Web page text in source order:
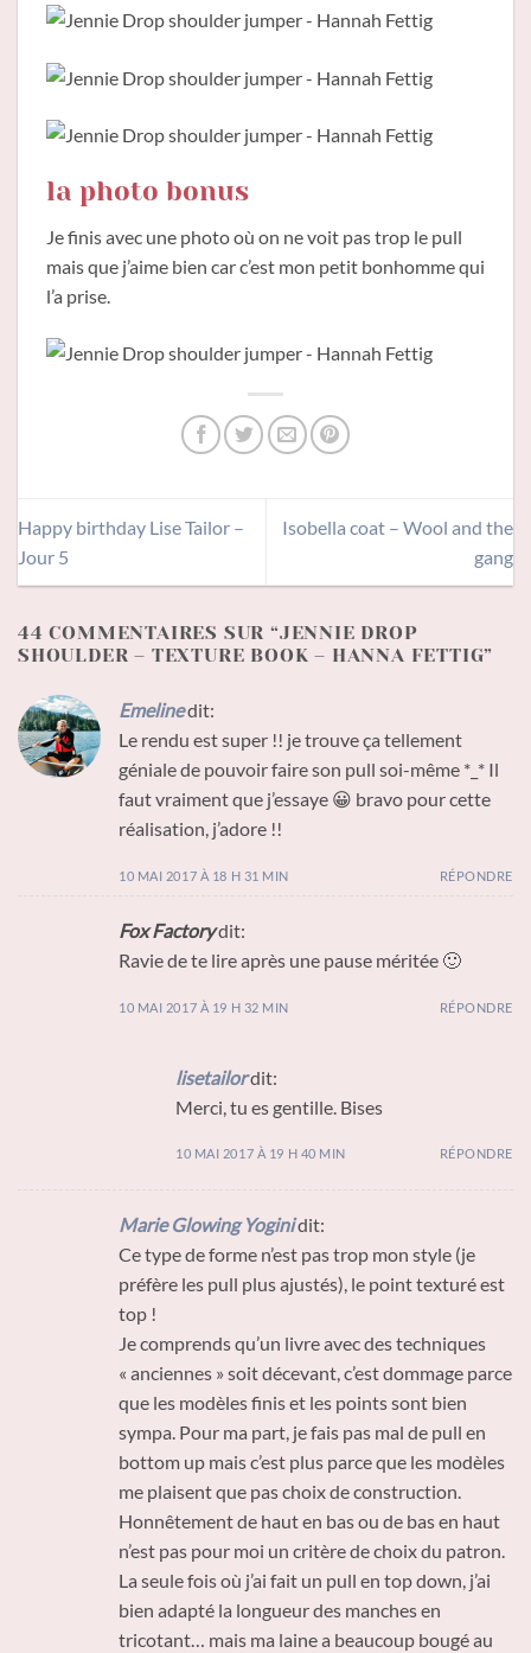
la photo bonus
Je finis avec une photo où on ne voit pas trop le pull
mais que j’aime bien car c’est mon petit bonhomme qui
l’a prise.
Happy birthday Lise Tailor –
Jour 5
Isobella coat – Wool and the
gang
44 COMMENTAIRES SUR “JENNIE DROP
SHOULDER – TEXTURE BOOK – HANNA FETTIG”
Emelinedit:
Le rendu est super !! je trouve ça tellement
géniale de pouvoir faire son pull soi-même *_* Il
faut vraiment que j’essaye 😀 bravo pour cette
réalisation, j’adore !!
10 MAI 2017 À 18 H 31 MIN RÉPONDRE
Fox Factorydit:
Ravie de te lire après une pause méritée 🙂
10 MAI 2017 À 19 H 32 MIN RÉPONDRE
lisetailordit:
Merci, tu es gentille. Bises
10 MAI 2017 À 19 H 40 MIN RÉPONDRE
Marie Glowing Yoginidit:
Ce type de forme n’est pas trop mon style (je
préfère les pull plus ajustés), le point texturé est
top !
Je comprends qu’un livre avec des techniques
« anciennes » soit décevant, c’est dommage parce
que les modèles finis et les points sont bien
sympa. Pour ma part, je fais pas mal de pull en
bottom up mais c’est plus parce que les modèles
me plaisent que pas choix de construction.
Honnêtement de haut en bas ou de bas en haut
n’est pas pour moi un critère de choix du patron.
La seule fois où j’ai fait un pull en top down, j’ai
bien adapté la longueur des manches en
tricotant… mais ma laine a beaucoup bougé au